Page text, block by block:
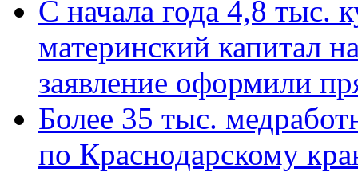
С начала года 4,8 тыс.
материнский капитал
заявление оформили
Более 35 тыс.
по Краснодарскому